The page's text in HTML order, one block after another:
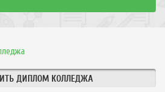
ДИПЛОМ КОЛЛЕДЖА